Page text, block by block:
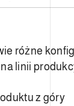
różne
linii
z góry